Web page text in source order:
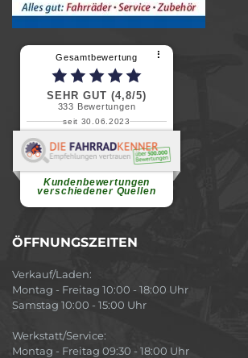
Gesamtbewertung ⠇
SEHR GUT (4,8/5)
333 Bewertungen
seit 30.06.2023
Kundenbewertungen
verschiedener Quellen
Renate H.
Vielen Dank für ein herzliches
ÖFFNUNGSZEITEN
Verkauf/Laden:
Montag - Freitag 10:00 - 18:00 Uhr
Samstag 10:00 - 15:00 Uhr
Werkstatt/Service:
Montag - Freitag 09:30 - 18:00 Uhr